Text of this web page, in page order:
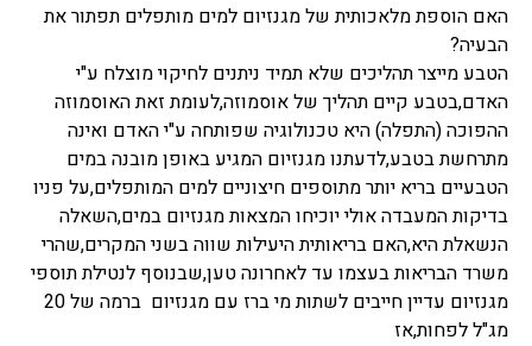
האם הוספת מלאכותית של מגנזיום למים מותפלים תפתור את
הבעיה?
הטבע מייצר תהליכים שלא תמיד ניתנים לחיקוי מוצלח ע"י
האדם,בטבע קיים תהליך של אוסמוזה,לעומת זאת האוסמוזה
ההפוכה (התפלה) היא טכנולוגיה שפותחה ע"י האדם ואינה
מתרחשת בטבע,לדעתנו מגנזיום המגיע באופן מובנה במים
הטבעיים בריא יותר מתוספים חיצוניים למים המותפלים,על פניו
בדיקות המעבדה אולי יוכיחו המצאות מגנזיום במים,השאלה
הנשאלת היא,האם בריאותית היעילות שווה בשני המקרים,שהרי
משרד הבריאות בעצמו עד לאחרונה טען,שבנוסף לנטילת תוספי
מגנזיום עדיין חייבים לשתות מי ברז עם מגנזיום ברמה של 20
מג"ל לפחות,אז